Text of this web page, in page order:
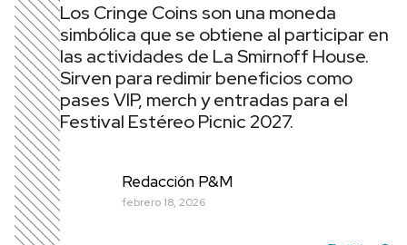
Los Cringe Coins son una moneda
simbólica que se obtiene al participar en
las actividades de La Smirnoff House.
Sirven para redimir beneficios como
pases VIP, merch y entradas para el
Festival Estéreo Picnic 2027.
Redacción P&M
febrero 18, 2026